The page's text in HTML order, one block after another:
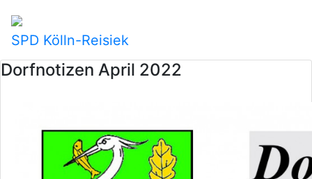
SPD Kölln-Reisiek
Dorfnotizen April 2022